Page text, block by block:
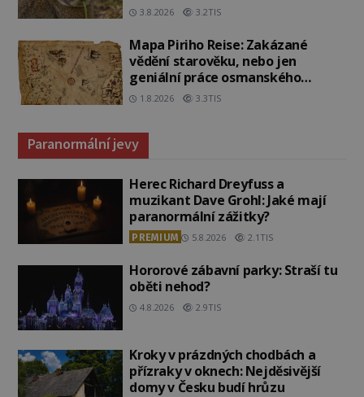
3.8.2026 3.2TIS
Mapa Piriho Reise: Zakázané
vědění starověku, nebo jen
geniální práce osmanského
admirála?
1.8.2026 3.3TIS
Paranormální jevy
Herec Richard Dreyfuss a
muzikant Dave Grohl: Jaké mají
paranormální zážitky?
PREMIUM 5.8.2026 2.1TIS
Hororové zábavní parky: Straší tu
oběti nehod?
4.8.2026 2.9TIS
Kroky v prázdných chodbách a
přízraky v oknech: Nejděsivější
domy v Česku budí hrůzu